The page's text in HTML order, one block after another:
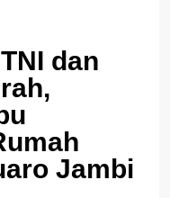
dan
Jambi